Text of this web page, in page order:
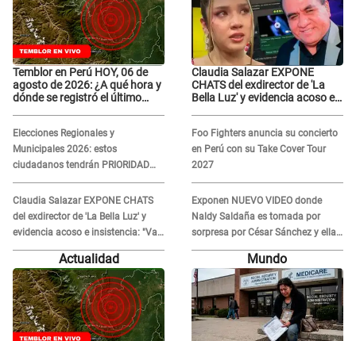
Temblor en Perú HOY, 06 de
agosto de 2026: ¿A qué hora y
dónde se registró el último
Elecciones Regionales y
Municipales 2026: estos
ciudadanos tendrán PRIORIDAD
para votar el 4 de octubre
Claudia Salazar EXPONE CHATS
del exdirector de 'La Bella Luz' y
evidencia acoso e insistencia: "Vas
a estar conmigo, no pasa nada"
Claudia Salazar EXPONE
CHATS del exdirector de 'La
Bella Luz' y evidencia acoso e
Foo Fighters anuncia su concierto
en Perú con su Take Cover Tour
2027
Exponen NUEVO VIDEO donde
Naldy Saldaña es tomada por
sorpresa por César Sánchez y ella
evidencia su REACCIÓN: Le agarró
Actualidad Mundo